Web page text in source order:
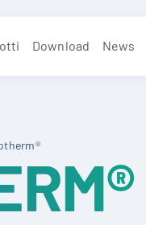
Download News